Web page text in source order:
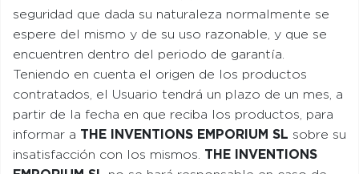
seguridad que dada su naturaleza normalmente se
espere del mismo y de su uso razonable, y que se
encuentren dentro del periodo de garantía.
Teniendo en cuenta el origen de los productos
contratados, el Usuario tendrá un plazo de un mes, a
partir de la fecha en que reciba los productos, para
informar a THE INVENTIONS EMPORIUM SL sobre su
insatisfacción con los mismos. THE INVENTIONS